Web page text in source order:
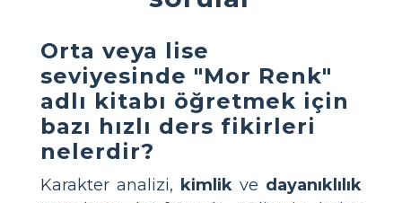
Orta veya lise
seviyesinde "Mor Renk"
adlı kitabı öğretmek için
bazı hızlı ders fikirleri
nelerdir?
Karakter analizi, kimlik ve dayanıklılık